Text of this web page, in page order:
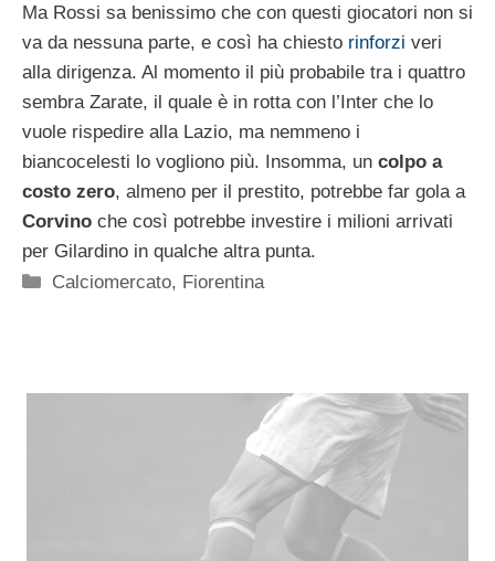
Ma Rossi sa benissimo che con questi giocatori non si
va da nessuna parte, e così ha chiesto rinforzi veri
alla dirigenza. Al momento il più probabile tra i quattro
sembra Zarate, il quale è in rotta con l’Inter che lo
vuole rispedire alla Lazio, ma nemmeno i
biancocelesti lo vogliono più. Insomma, un colpo a
costo zero, almeno per il prestito, potrebbe far gola a
Corvino che così potrebbe investire i milioni arrivati
per Gilardino in qualche altra punta.
Categorie
Calciomercato, Fiorentina